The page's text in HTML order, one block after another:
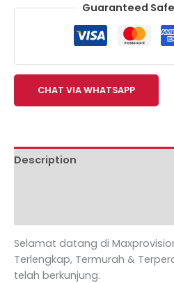
Guaranteed
CHAT VIA WHATSAPP
Description
Selamat datang di
Terlengkap, Termurah &
telah berkunjung.